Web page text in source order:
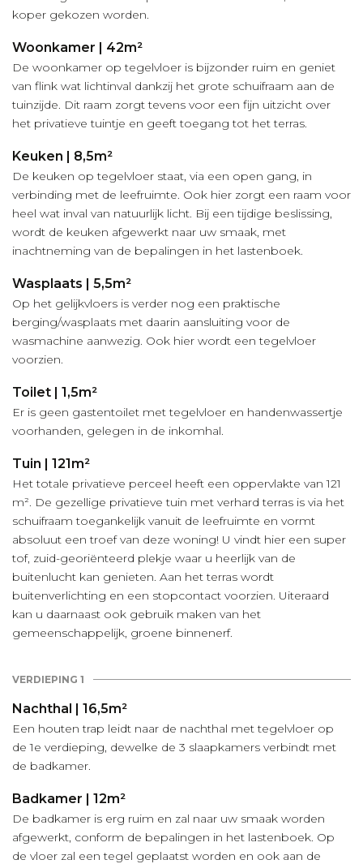
koper gekozen worden.
Woonkamer | 42m²
De woonkamer op tegelvloer is bijzonder ruim en geniet
van flink wat lichtinval dankzij het grote schuifraam aan de
tuinzijde. Dit raam zorgt tevens voor een fijn uitzicht over
het privatieve tuintje en geeft toegang tot het terras.
Keuken | 8,5m²
De keuken op tegelvloer staat, via een open gang, in
verbinding met de leefruimte. Ook hier zorgt een raam voor
heel wat inval van natuurlijk licht. Bij een tijdige beslissing,
wordt de keuken afgewerkt naar uw smaak, met
inachtneming van de bepalingen in het lastenboek.
Wasplaats | 5,5m²
Op het gelijkvloers is verder nog een praktische
berging/wasplaats met daarin aansluiting voor de
wasmachine aanwezig. Ook hier wordt een tegelvloer
voorzien.
Toilet | 1,5m²
Er is geen gastentoilet met tegelvloer en handenwassertje
voorhanden, gelegen in de inkomhal.
Tuin | 121m²
Het totale privatieve perceel heeft een oppervlakte van 121
m². De gezellige privatieve tuin met verhard terras is via het
schuifraam toegankelijk vanuit de leefruimte en vormt
absoluut een troef van deze woning! U vindt hier een super
tof, zuid-georiënteerd plekje waar u heerlijk van de
buitenlucht kan genieten. Aan het terras wordt
buitenverlichting en een stopcontact voorzien. Uiteraard
kan u daarnaast ook gebruik maken van het
gemeenschappelijk, groene binnenerf.
VERDIEPING 1
Nachthal | 16,5m²
Een houten trap leidt naar de nachthal met tegelvloer op
de 1e verdieping, dewelke de 3 slaapkamers verbindt met
de badkamer.
Badkamer | 12m²
De badkamer is erg ruim en zal naar uw smaak worden
afgewerkt, conform de bepalingen in het lastenboek. Op
de vloer zal een tegel geplaatst worden en ook aan de